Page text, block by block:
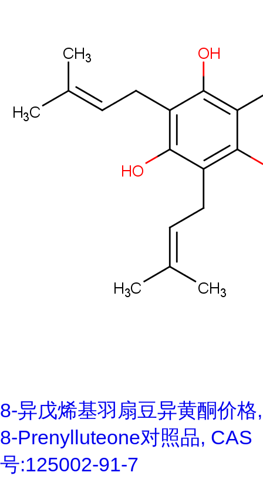
8-异戊烯基羽扇豆异黄酮价格,
8-Prenylluteone对照品, CAS
号:125002-91-7